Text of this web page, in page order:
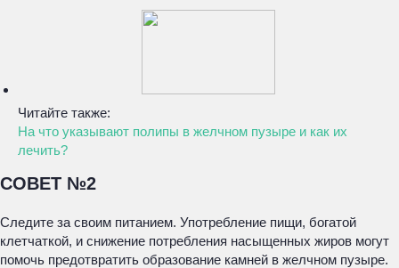
Читайте также:
На что указывают полипы в желчном пузыре и как их
лечить?
СОВЕТ №2
Следите за своим питанием. Употребление пищи, богатой
клетчаткой, и снижение потребления насыщенных жиров могут
помочь предотвратить образование камней в желчном пузыре.